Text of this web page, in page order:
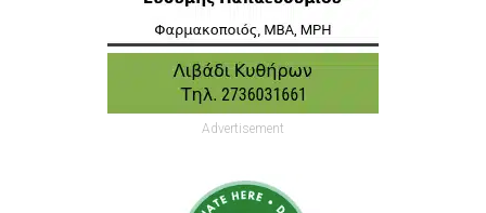
Advertisement